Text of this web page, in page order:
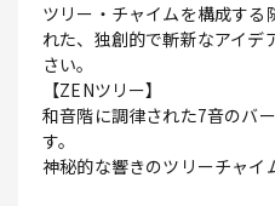
ツリー・チャイムを構成する
れた、独創的で斬新なアイデ
さい。
【ZENツリー】
和音階に調律された7音のバ
す。
神秘的な響きのツリーチャイ